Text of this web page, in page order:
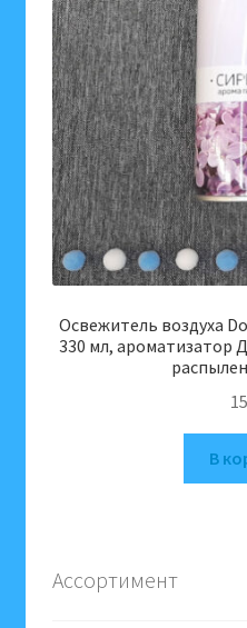
Освежитель воздуха
330 мл, ароматизатор
В
Ассортимент